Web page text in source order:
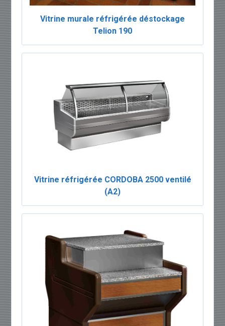
Vitrine murale réfrigérée déstockage
Telion 190
Vitrine réfrigérée CORDOBA 2500 ventilé
(A2)